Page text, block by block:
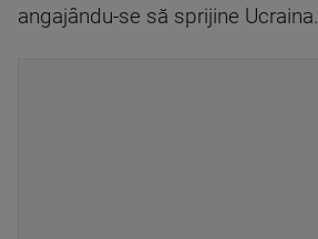
angajându-se să sprijine Ucraina.